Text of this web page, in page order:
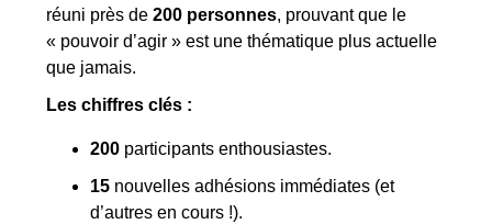
réuni près de 200 personnes, prouvant que le
« pouvoir d’agir » est une thématique plus actuelle
que jamais.
Les chiffres clés :
200 participants enthousiastes.
15 nouvelles adhésions immédiates (et
d’autres en cours !).